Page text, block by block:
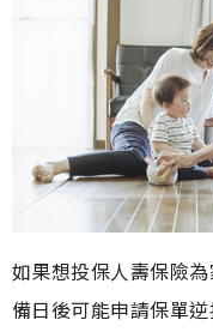
如果想投保人壽保險
備日後可能申請保單